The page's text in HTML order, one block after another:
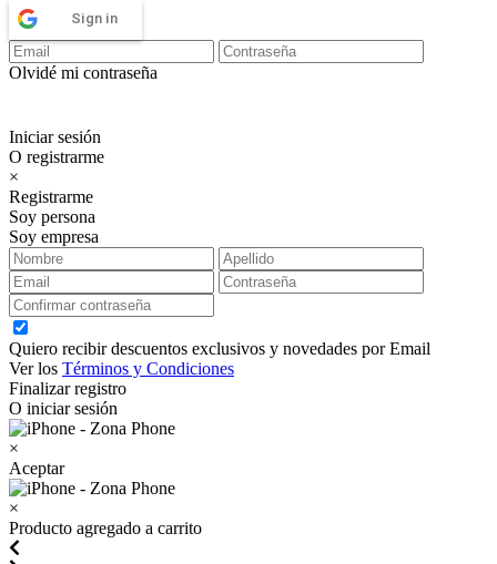
Sign in
Olvidé mi contraseña
Iniciar sesión
O registrarme
×
Registrarme
Soy persona
Soy empresa
Quiero recibir descuentos exclusivos y novedades por Email
Ver los Términos y Condiciones
Finalizar registro
O iniciar sesión
×
Aceptar
×
Producto agregado a carrito